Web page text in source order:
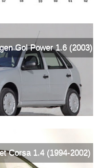
Gol Power 1.6 (2003)
Corsa 1.4 (1994-2002)